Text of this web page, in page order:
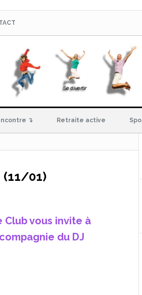
↴ Retraite active
(11/01)
Club vous invite à
du DJ